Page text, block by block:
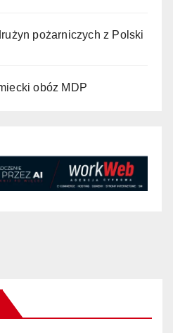
pożarniczych z Polski
obóz MDP